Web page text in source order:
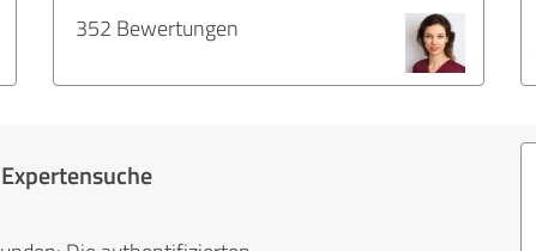
352 Bewertungen